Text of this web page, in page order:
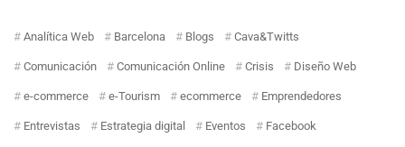
Analítica Web Barcelona Blogs Cava&Twitts
Comunicación Comunicación Online Crisis Diseño Web
e-commerce e-Tourism ecommerce Emprendedores
Entrevistas Estrategia digital Eventos Facebook